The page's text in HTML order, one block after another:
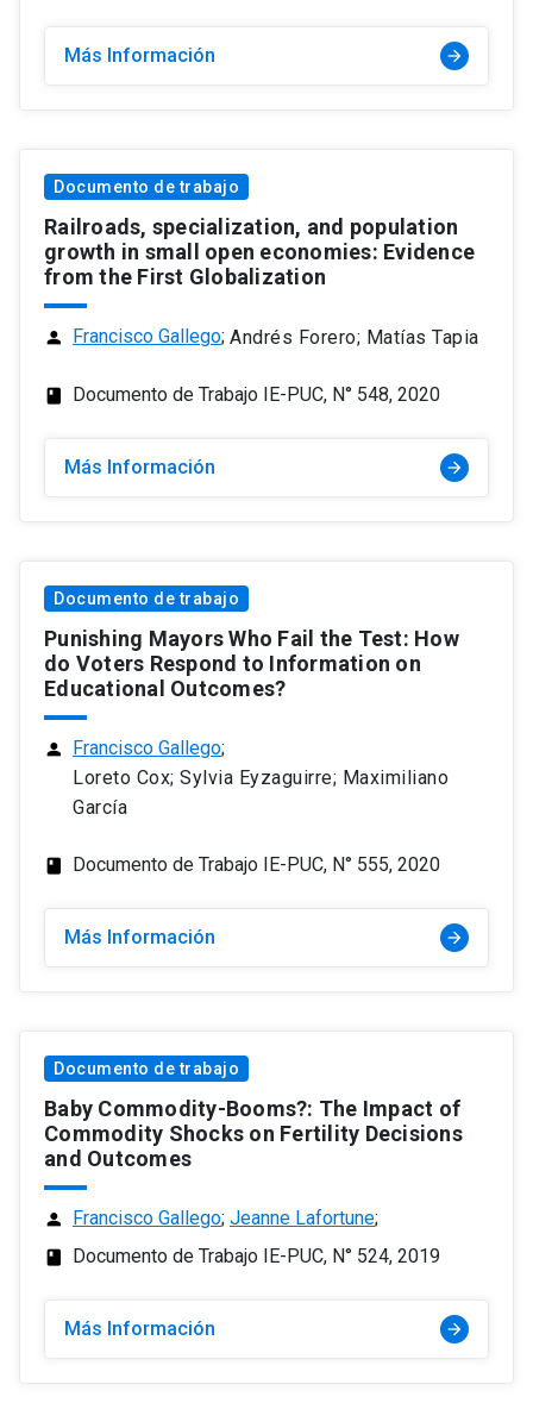
Más Información arrow_forward
Documento de trabajo
Railroads, specialization, and population
growth in small open economies: Evidence
from the First Globalization
person Francisco Gallego; Andrés Forero; Matías Tapia
class Documento de Trabajo IE-PUC, N° 548, 2020
Más Información arrow_forward
Documento de trabajo
Punishing Mayors Who Fail the Test: How
do Voters Respond to Information on
Educational Outcomes?
person Francisco Gallego;
Loreto Cox; Sylvia Eyzaguirre; Maximiliano
García
class Documento de Trabajo IE-PUC, N° 555, 2020
Más Información arrow_forward
Documento de trabajo
Baby Commodity-Booms?: The Impact of
Commodity Shocks on Fertility Decisions
and Outcomes
person Francisco Gallego; Jeanne Lafortune;
class Documento de Trabajo IE-PUC, N° 524, 2019
Más Información arrow_forward